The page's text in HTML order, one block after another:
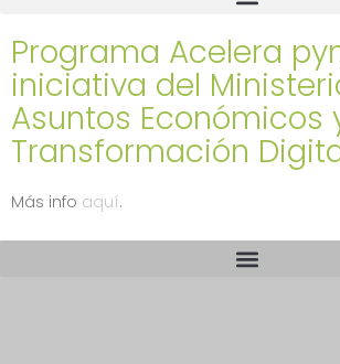
Programa Acelera
iniciativa del
Asuntos Económicos
Transformación
Más info aquí.